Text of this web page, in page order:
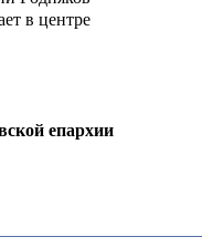
в центре
епархии